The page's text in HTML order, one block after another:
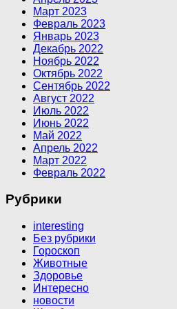
Март 2023
Февраль 2023
Январь 2023
Декабрь 2022
Ноябрь 2022
Октябрь 2022
Сентябрь 2022
Август 2022
Июль 2022
Июнь 2022
Май 2022
Апрель 2022
Март 2022
Февраль 2022
Рубрики
interesting
Без рубрики
Гороскоп
Животные
Здоровье
Интересно
новости